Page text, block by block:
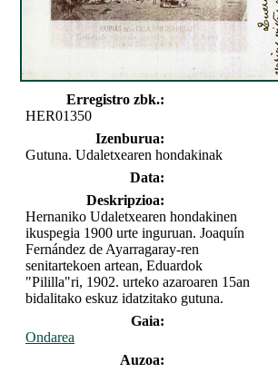
Erregistro zbk.:
HER01350
Izenburua:
Gutuna. Udaletxearen hondakinak
Data:
Deskripzioa:
Hernaniko Udaletxearen hondakinen
ikuspegia 1900 urte inguruan. Joaquín
Fernández de Ayarragaray-ren
senitartekoen artean, Eduardok
"Pililla"ri, 1902. urteko azaroaren 15an
bidalitako eskuz idatzitako gutuna.
Gaia:
Ondarea
Auzoa: